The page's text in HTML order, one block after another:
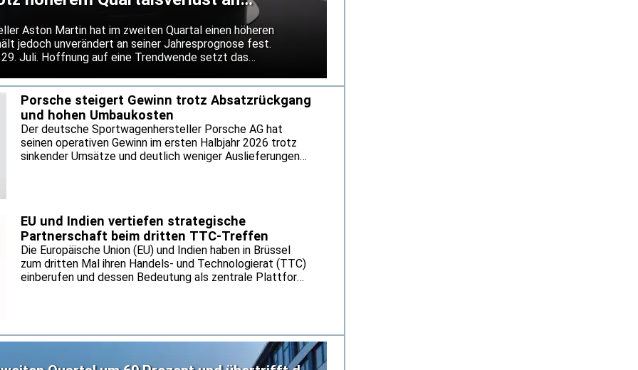
Aston Martin hat im zweiten Quartal einen höheren
jedoch unverändert an seiner Jahresprognose fest.
Juli. Hoffnung auf eine Trendwende setzt das
schwache China-Geschäft die Entwicklung.
Porsche steigert Gewinn trotz Absatzrückgang
und hohen Umbaukosten
Der deutsche Sportwagenhersteller Porsche AG hat
seinen operativen Gewinn im ersten Halbjahr 2026 trotz
sinkender Umsätze und deutlich weniger Auslieferungen
Konzernumbau einher, dessen finanzielle Entlastung nach
Angaben von Reuters erst ab 2028 spürbar werden soll.
EU und Indien vertiefen strategische
Partnerschaft beim dritten TTC-Treffen
Die Europäische Union (EU) und Indien haben in Brüssel
zum dritten Mal ihren Handels- und Technologierat (TTC)
einberufen und dessen Bedeutung als zentrale Plattform